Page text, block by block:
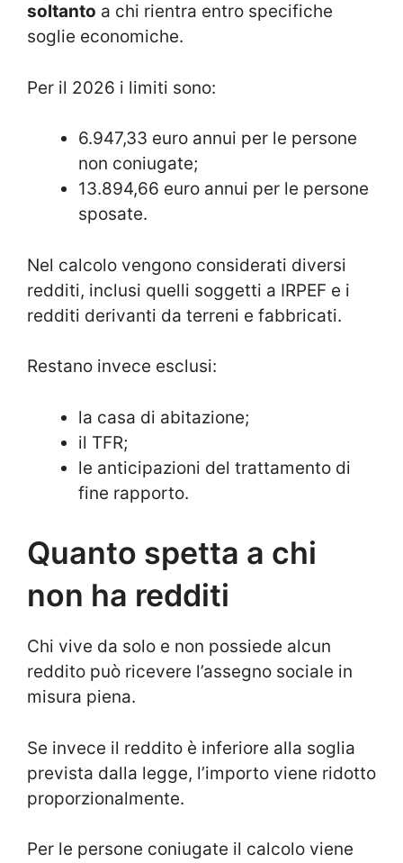
soltanto a chi rientra entro specifiche
soglie economiche.
Per il 2026 i limiti sono:
6.947,33 euro annui per le persone
non coniugate;
13.894,66 euro annui per le persone
sposate.
Nel calcolo vengono considerati diversi
redditi, inclusi quelli soggetti a IRPEF e i
redditi derivanti da terreni e fabbricati.
Restano invece esclusi:
la casa di abitazione;
il TFR;
le anticipazioni del trattamento di
fine rapporto.
Quanto spetta a chi
non ha redditi
Chi vive da solo e non possiede alcun
reddito può ricevere l’assegno sociale in
misura piena.
Se invece il reddito è inferiore alla soglia
prevista dalla legge, l’importo viene ridotto
proporzionalmente.
Per le persone coniugate il calcolo viene